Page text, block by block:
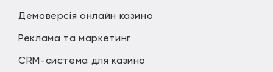
Демоверсія онлайн казино
Реклама та маркетинг
CRM-система для казино